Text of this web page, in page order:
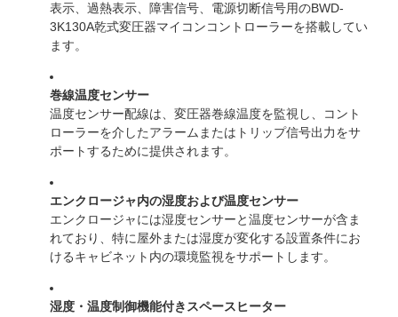
騒音レベル 56dBA
寸法 75L×59W×83Hインチ
重さ
表示、過熱表示、障害信号、電源切断信号用のBWD-
3K130A乾式変圧器マイコンコントローラーを搭載してい
ます。
巻線温度センサー
温度センサー配線は、変圧器巻線温度を監視し、コント
ローラーを介したアラームまたはトリップ信号出力をサ
ポートするために提供されます。
エンクロージャ内の湿度および温度センサー
エンクロージャには湿度センサーと温度センサーが含ま
れており、特に屋外または湿度が変化する設置条件にお
けるキャビネット内の環境監視をサポートします。
湿度・温度制御機能付きスペースヒーター